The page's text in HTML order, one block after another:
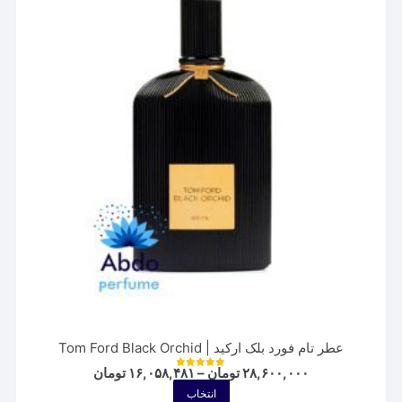
عطر تام فورد بلک ارکید | Tom Ford Black Orchid
نمره
از 5
۲۸,۶۰۰,۰۰۰تومان – ۱۶,۰۵۸,۴۸۱ تومانPrice
انتخاب